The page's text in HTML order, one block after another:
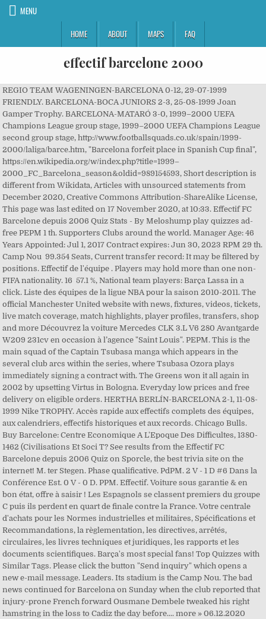
MENU
HOME
ABOUT MAPS FAQ
effectif barcelone 2000
REGIO TEAM WAGENINGEN-BARCELONA 0-12, 29-07-1999
FRIENDLY. BARCELONA-BOCA JUNIORS 2-3, 25-08-1999 Joan
Gamper Trophy. BARCELONA-MATARÓ 3-0, 1999–2000 UEFA
Champions League group stage, 1999–2000 UEFA Champions League
second group stage, http://www.footballsquads.co.uk/spain/1999-
2000/laliga/barce.htm, "Barcelona forfeit place in Spanish Cup final",
https://en.wikipedia.org/w/index.php?title=1999–
2000_FC_Barcelona_season&oldid=989154593, Short description is
different from Wikidata, Articles with unsourced statements from
December 2020, Creative Commons Attribution-ShareAlike License,
This page was last edited on 17 November 2020, at 10:33. Effectif FC
Barcelone depuis 2006 Quiz Stats - By Meloshump play quizzes ad-
free PEPM 1 th. Supporters Clubs around the world. Manager Age: 46
Years Appointed: Jul 1, 2017 Contract expires: Jun 30, 2023 RPM 29 th.
Camp Nou 99.354 Seats, Current transfer record: It may be filtered by
positions. Effectif de l'équipe . Players may hold more than one non-
FIFA nationality. 16 57.1 %, National team players: Barça Lassa in a
click. Liste des équipes de la ligue NBA pour la saison 2010-2011. The
official Manchester United website with news, fixtures, videos, tickets,
live match coverage, match highlights, player profiles, transfers, shop
and more Découvrez la voiture Mercedes CLK 3.L V6 280 Avantgarde
W209 231cv en occasion à l’agence "Saint Louis". PEPM. This is the
main squad of the Captain Tsubasa manga which appears in the
several club arcs within the series, where Tsubasa Ozora plays
immediately signing a contract with. The Greens won it all again in
2002 by upsetting Virtus in Bologna. Everyday low prices and free
delivery on eligible orders. HERTHA BERLÍN-BARCELONA 2-1, 11-08-
1999 Nike TROPHY. Accès rapide aux effectifs complets des équipes,
aux calendriers, effectifs historiques et aux records. Chicago Bulls.
Buy Barcelone: Centre Economique A L'Epoque Des Difficultes, 1380-
1462 (Civilisations Et Soci T? See results from the Effectif FC
Barcelone depuis 2006 Quiz on Sporcle, the best trivia site on the
internet! M. ter Stegen. Phase qualificative. PdPM. 2 V - 1 D #6 Dans la
Conférence Est. 0 V - 0 D. PPM. Effectif. Voiture sous garantie & en
bon état, offre à saisir ! Les Espagnols se classent premiers du groupe
C puis ils perdent en quart de finale contre la France. Votre centrale
d'achats pour les Normes industrielles et militaires, Spécifications et
Recommandations, la règlementation, les directives, arrêtés,
circulaires, les livres techniques et juridiques, les rapports et les
documents scientifiques. Barça's most special fans! Top Quizzes with
Similar Tags. Please click the button "Send inquiry" which opens a
new e-mail message. Leaders. Its stadium is the Camp Nou. The bad
news continued for Barcelona on Sunday when the club reported that
injury-prone French forward Ousmane Dembele tweaked his right
hamstring in the loss to Cadiz the day before.... more » 06.12.2020